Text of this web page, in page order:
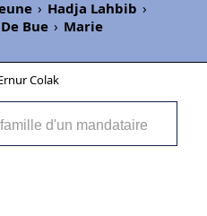
› Hadja Lahbib ›
Bue › Marie
Colak